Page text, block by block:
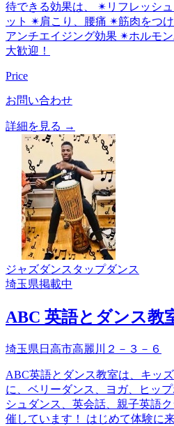
待できる効果は、 ✴リフレッシ
ット ✴肩こり、腰痛 ✴筋肉をつ
アンチエイジング効果 ✴ホルモ
大歓迎！
Price
お問い合わせ
詳細を見る →
ジャズダンス タップダンス
埼玉県掲載中
ABC 英語とダンス教
埼玉県日高市高麗川２－３－６
ABC英語とダンス教室は、キッ
に、ベリーダンス、ヨガ、ヒッ
シュダンス、英会話、親子英語
催しています！ はじめて体験に